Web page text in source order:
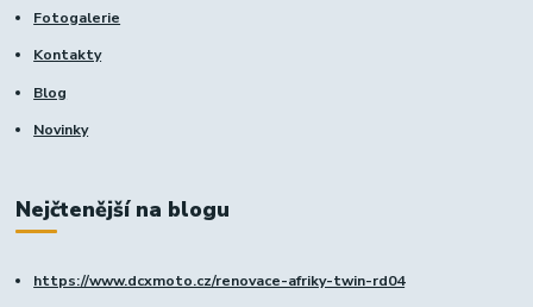
Fotogalerie
Kontakty
Blog
Novinky
Nejčtenější na blogu
https://www.dcxmoto.cz/renovace-afriky-twin-rd04